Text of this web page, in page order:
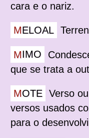
cara e o nariz.
MELOAL
MIMO
que se trata a
MOTE Verso
versos usados
para o